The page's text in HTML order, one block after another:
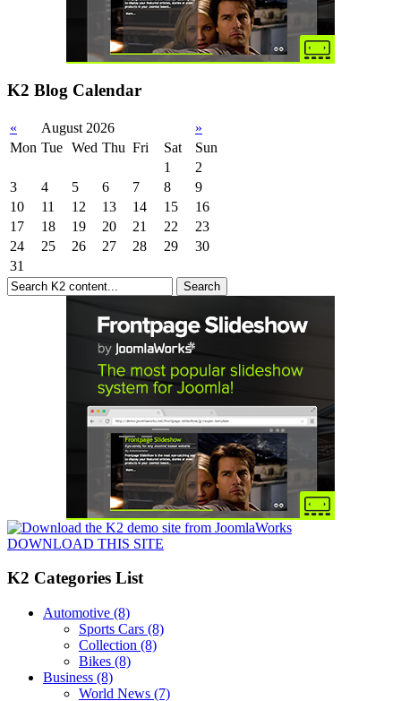
K2 Blog Calendar
« August 2026
»
Mon Tue Wed Thu Fri Sat
Sun
1
2
3
4 5 6 7 8
9
10
11 12 13 14 15
16
17
18 19 20 21 22
23
24
25 26 27 28 29
30
31
DOWNLOAD THIS SITE
K2 Categories List
Automotive (8)
Sports Cars (8)
Collection (8)
Bikes (8)
Business (8)
World News (7)